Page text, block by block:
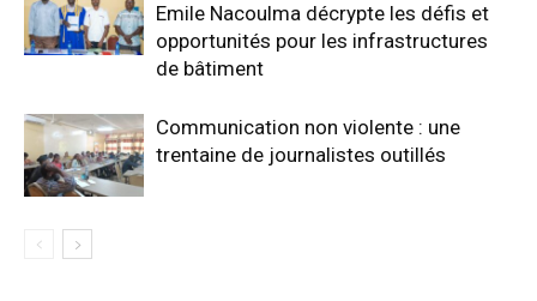
Emile Nacoulma décrypte les défis et
opportunités pour les infrastructures
de bâtiment
Communication non violente : une
trentaine de journalistes outillés